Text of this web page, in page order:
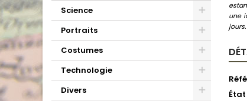
Science
Portraits
Costumes
Technologie
Divers
une
jours.
État